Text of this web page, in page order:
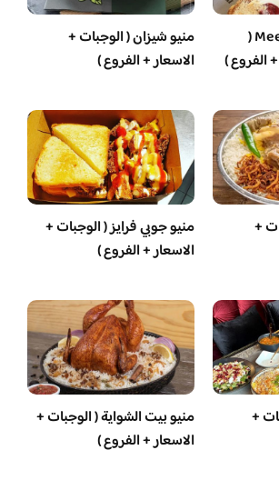
منيو ميت اب Meetup (
الفروع )
منيو شيزان ( الوجبات +
الاسعار + الفروع )
+
منيو جوبي فرايز ( الوجبات +
الاسعار + الفروع )
+
منيو بيت الشواية ( الوجبات +
الاسعار + الفروع )